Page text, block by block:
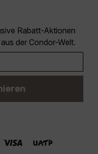
Rabatt-Aktionen
der Condor-Welt.